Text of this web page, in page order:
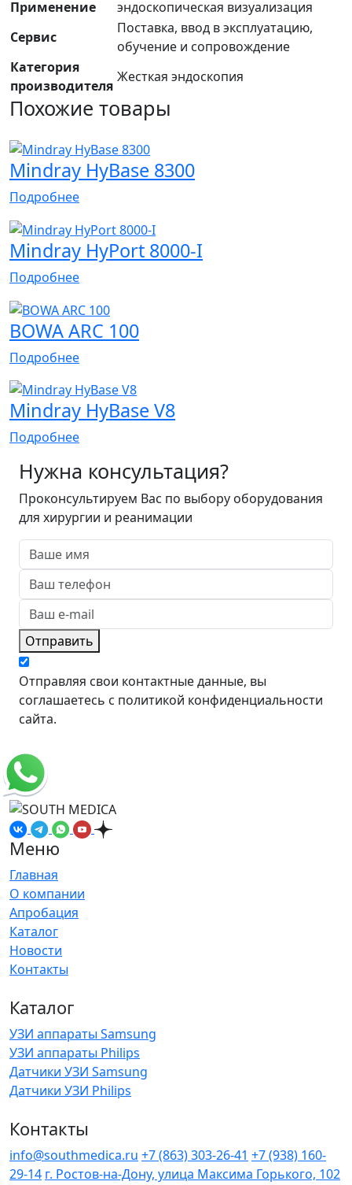
Применение
эндоскопическая визуализация
Сервис
Поставка, ввод в эксплуатацию,
обучение и сопровождение
Категория
производителя
Жесткая эндоскопия
Похожие товары
Mindray HyBase 8300
Подробнее
Mindray HyPort 8000-I
Подробнее
BOWA ARC 100
Подробнее
Mindray HyBase V8
Подробнее
Нужна консультация?
Проконсультируем Вас по выбору оборудования
для хирургии и реанимации
Отправить
Отправляя свои контактные данные, вы
соглашаетесь с политикой конфиденциальности
сайта.
Меню
Главная
О компании
Апробация
Каталог
Новости
Контакты
Каталог
УЗИ аппараты Samsung
УЗИ аппараты Philips
Датчики УЗИ Samsung
Датчики УЗИ Philips
Контакты
info@southmedica.ru +7 (863) 303-26-41 +7 (938) 160-
29-14 г. Ростов-на-Дону, улица Максима Горького, 102